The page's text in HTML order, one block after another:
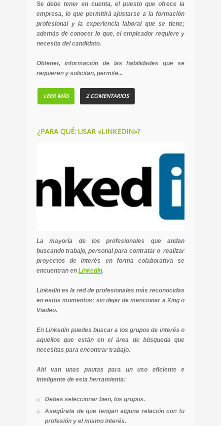
Se debe tener en cuenta, el puesto que ofrece la
empresa, lo que permitirá ajustarse a la formación
profesional y la experiencia laboral que se tiene;
además de conocer lo que, el empleador requiere y
necesita del candidato.
Obtener, información de las habilidades que se
requieren y solicitan, permite...
LEER MÁS 2 COMENTARIOS
¿PARA QUÉ: USAR «LINKEDIN»?
La mayoría de los profesionales que andan
buscando trabajo, personal para contratar o realizar
proyectos de interés en forma colaborativa se
encuentran en Linkedin.
Linkedin es la red de profesionales más reconocidas
en estos momentos; sin dejar de mencionar a Xing o
Viadeo.
En Linkedin puedes buscar a los grupos de interés o
aquellos que están en el área de búsqueda que
necesitas para encontrar trabajo.
Ahí van unas pautas para un uso eficiente e
inteligente de esta herramienta:
Debes seleccionar bien, los grupos.
Asegúrate de que tengan alguna relación con tu
profesión y el mismo interés.